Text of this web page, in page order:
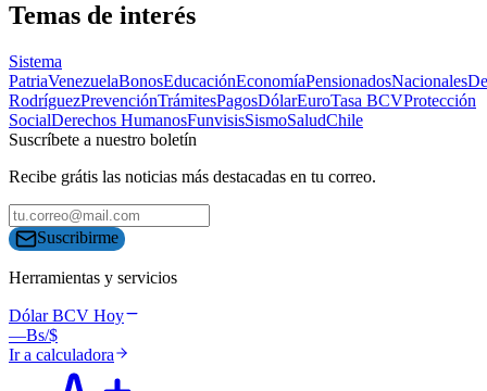
Temas de interés
Sistema
PatriaVenezuelaBonosEducaciónEconomíaPensionadosNacionales
RodríguezPrevenciónTrámitesPagosDólarEuroTasa BCVProtección
SocialDerechos HumanosFunvisisSismoSaludChile
Suscríbete a nuestro boletín
Recibe grátis las noticias más destacadas en tu correo.
Suscribirme
Herramientas y servicios
Dólar BCV Hoy
—Bs/$
Ir a calculadora